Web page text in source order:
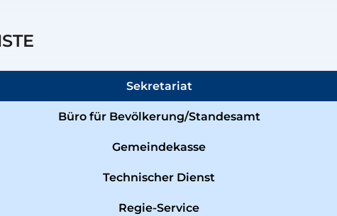
Sekretariat
Büro für Bevölkerung/Standesamt
Gemeindekasse
Technischer Dienst
Regie-Service